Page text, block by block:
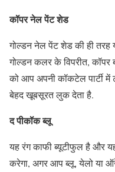
कॉपर नेल पेंट शेड
गोल्डन नेल पेंट शेड की ही तरह
गोल्डन कलर के विपरीत,
को आप अपनी कॉकटेल पार्टी
बेहद खूबसूरत लुक देता है.
द पीकॉक ब्लू
यह रंग काफी ब्यूटीफुल है और
करेगा, अगर आप ब्लू, येलो या